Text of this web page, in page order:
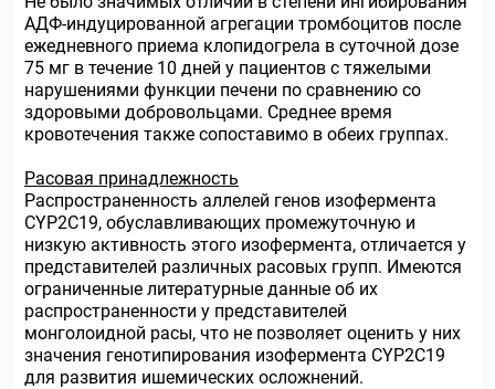
АДФ-индуцированной агрегации тромбоцитов после
ежедневного приема клопидогрела в суточной дозе
75 мг в течение 10 дней у пациентов с тяжелыми
нарушениями функции печени по сравнению со
здоровыми добровольцами. Среднее время
кровотечения также сопоставимо в обеих группах.
Расовая принадлежность
Распространенность аллелей генов изофермента
CYP2C19, обуславливающих промежуточную и
низкую активность этого изофермента, отличается у
представителей различных расовых групп. Имеются
ограниченные литературные данные об их
распространенности у представителей
монголоидной расы, что не позволяет оценить у них
значения генотипирования изофермента CYP2C19
для развития ишемических осложнений.